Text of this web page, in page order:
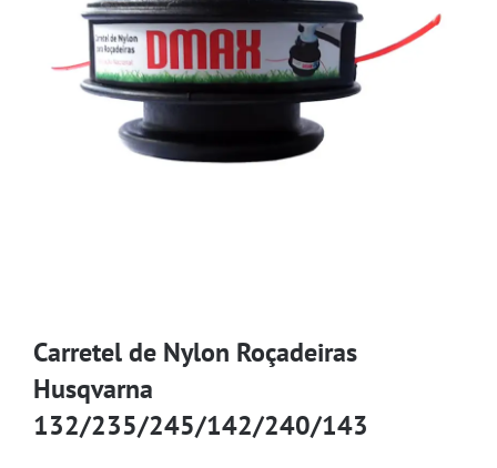
Carretel de Nylon Roçadeiras
Husqvarna
132/235/245/142/240/143